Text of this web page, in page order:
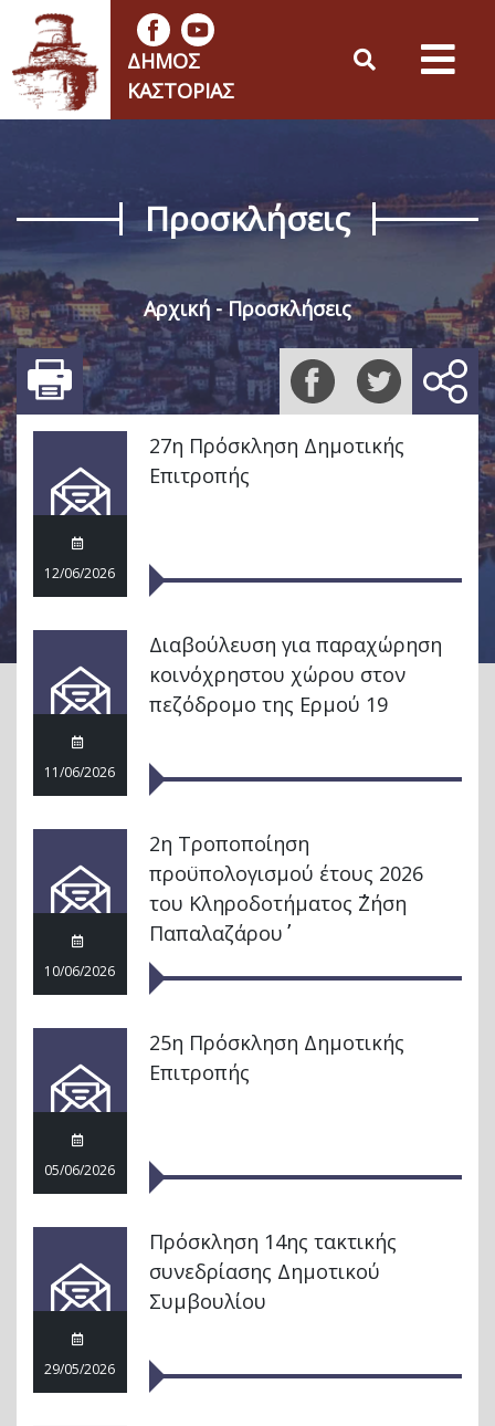
ΔΉΜΟΣ
ΚΑΣΤΟΡΙΆΣ
Προσκλήσεις
Αρχική Προσκλήσεις
12/06/2026
27η Πρόσκληση Δημοτικής
Επιτροπής
11/06/2026
Διαβούλευση για παραχώρηση
κοινόχρηστου χώρου στον
πεζόδρομο της Ερμού 19
10/06/2026
2η Τροποποίηση
προϋπολογισμού έτους 2026
του Κληροδοτήματος ΄΄Ζήση
Παπαλαζάρου΄΄
05/06/2026
25η Πρόσκληση Δημοτικής
Επιτροπής
29/05/2026
Πρόσκληση 14ης τακτικής
συνεδρίασης Δημοτικού
Συμβουλίου